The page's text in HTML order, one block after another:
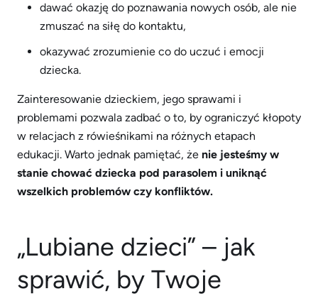
dawać okazję do poznawania nowych osób, ale nie
zmuszać na siłę do kontaktu,
okazywać zrozumienie co do uczuć i emocji
dziecka.
Zainteresowanie dzieckiem, jego sprawami i
problemami pozwala zadbać o to, by ograniczyć kłopoty
w relacjach z rówieśnikami na różnych etapach
edukacji. Warto jednak pamiętać, że nie jesteśmy w
stanie chować dziecka pod parasolem i uniknąć
wszelkich problemów czy konfliktów.
„Lubiane dzieci” – jak
sprawić, by Twoje